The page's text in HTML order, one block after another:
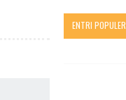
ENTRI POPULER